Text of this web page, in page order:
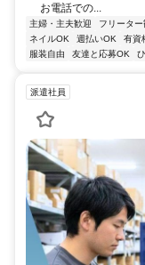
お電話での...
主婦・主夫歓迎 フリーター
ネイルOK
週払いOK 有資
服装自由
友達と応募OK
派遣社員